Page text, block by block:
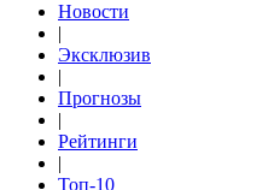
Новости
|
Эксклюзив
|
Прогнозы
|
Рейтинги
|
Топ-10